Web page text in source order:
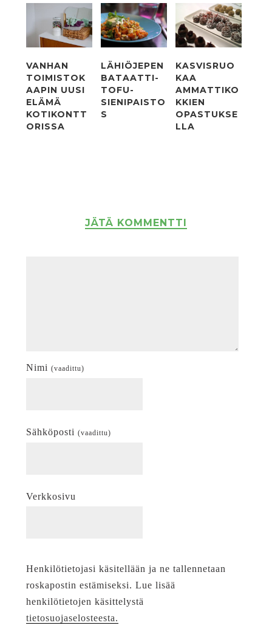
VANHAN
TOIMISTOK
AAPIN UUSI
ELÄMÄ
KOTIKONTT
ORISSA
LÄHIÖJEPEN
BATAATTI-
TOFU-
SIENIPAISTO
S
KASVISRUO
KAA
AMMATTIKO
KKIEN
OPASTUKSE
LLA
JÄTÄ KOMMENTTI
Nimi (vaadittu)
Sähköposti (vaadittu)
Verkkosivu
Henkilötietojasi käsitellään ja ne tallennetaan
roskapostin estämiseksi. Lue lisää
henkilötietojen käsittelystä
tietosuojaselosteesta.